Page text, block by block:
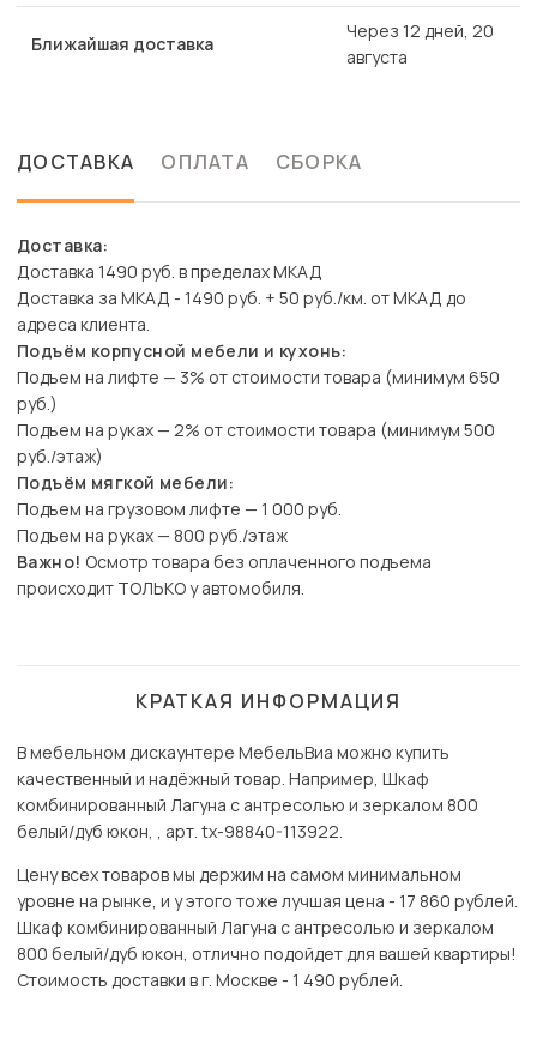
Ближайшая доставка
Через 12 дней, 20
августа
ДОСТАВКА ОПЛАТА СБОРКА
Доставка:
Доставка 1490 руб. в пределах МКАД
Доставка за МКАД - 1490 руб. + 50 руб./км. от МКАД до
адреса клиента.
Подъём корпусной мебели и кухонь:
Подъем на лифте — 3% от стоимости товара (минимум 650
руб.)
Подъем на руках — 2% от стоимости товара (минимум 500
руб./этаж)
Подъём мягкой мебели:
Подъем на грузовом лифте — 1 000 руб.
Подъем на руках — 800 руб./этаж
Важно! Осмотр товара без оплаченного подъема
происходит ТОЛЬКО у автомобиля.
КРАТКАЯ ИНФОРМАЦИЯ
В мебельном дискаунтере МебельВиа можно купить
качественный и надёжный товар. Например, Шкаф
комбинированный Лагуна с антресолью и зеркалом 800
белый/дуб юкон, , арт. tx-98840-113922.
Цену всех товаров мы держим на самом минимальном
уровне на рынке, и у этого тоже лучшая цена - 17 860 рублей.
Шкаф комбинированный Лагуна с антресолью и зеркалом
800 белый/дуб юкон, отлично подойдет для вашей квартиры!
Стоимость доставки в г. Москве - 1 490 рублей.